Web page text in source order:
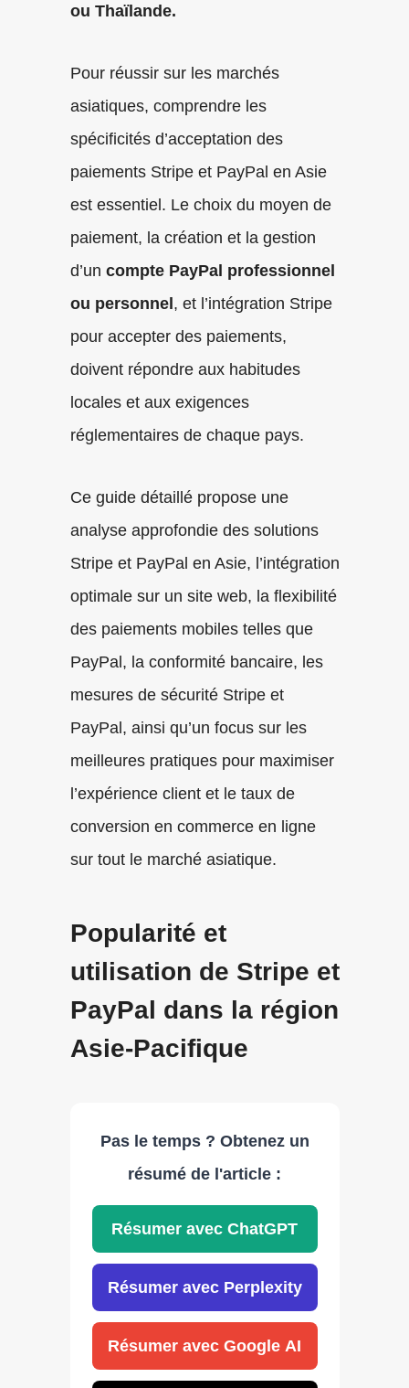
ou Thaïlande.
Pour réussir sur les marchés
asiatiques, comprendre les
spécificités d’acceptation des
paiements Stripe et PayPal en Asie
est essentiel. Le choix du moyen de
paiement, la création et la gestion
d’un compte PayPal professionnel
ou personnel, et l’intégration Stripe
pour accepter des paiements,
doivent répondre aux habitudes
locales et aux exigences
réglementaires de chaque pays.
Ce guide détaillé propose une
analyse approfondie des solutions
Stripe et PayPal en Asie, l’intégration
optimale sur un site web, la flexibilité
des paiements mobiles telles que
PayPal, la conformité bancaire, les
mesures de sécurité Stripe et
PayPal, ainsi qu’un focus sur les
meilleures pratiques pour maximiser
l’expérience client et le taux de
conversion en commerce en ligne
sur tout le marché asiatique.
Popularité et
utilisation de Stripe et
PayPal dans la région
Asie-Pacifique
Pas le temps ? Obtenez un
résumé de l'article :
Résumer avec ChatGPT
Résumer avec Perplexity
Résumer avec Google AI